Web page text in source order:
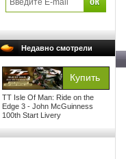
Недавно смотрели
TT Isle Of Man: Ride on the
Edge 3 - John McGuinness
100th Start Livery